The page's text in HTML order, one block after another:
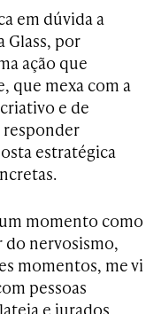
em dúvida a
Glass, por
ação que
que mexa com a
e de
responder
estratégica
momento como
do nervosismo,
momentos, me vi
pessoas
e jurados